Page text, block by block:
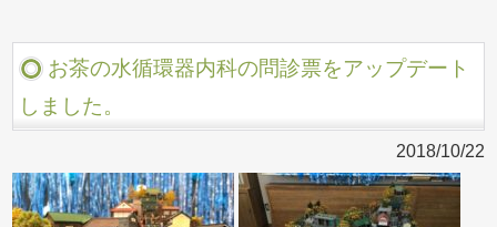
お茶の水循環器内科の問診票をアップデート
しました。
2018/10/22